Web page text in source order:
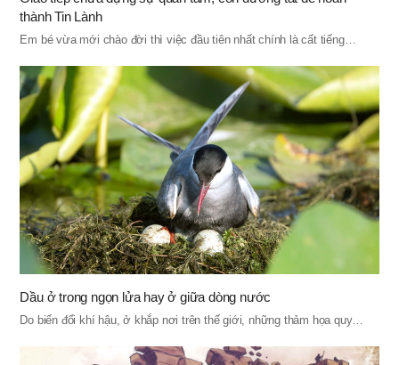
thành Tin Lành
Em bé vừa mới chào đời thì việc đầu tiên nhất chính là cất tiếng…
Dầu ở trong ngọn lửa hay ở giữa dòng nước
Do biến đổi khí hậu, ở khắp nơi trên thế giới, những thảm họa quy…